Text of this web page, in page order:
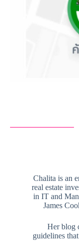
Chalita is an
real estate
in IT and
James
Her blog
guidelines